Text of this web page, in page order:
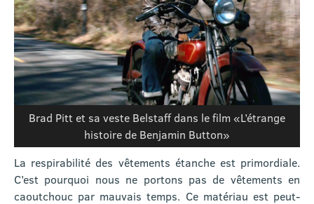
Brad Pitt et sa veste Belstaff dans le film «L’étrange
histoire de Benjamin Button»
La respirabilité des vêtements étanche est primordiale.
C’est pourquoi nous ne portons pas de vêtements en
caoutchouc par mauvais temps. Ce matériau est peut-